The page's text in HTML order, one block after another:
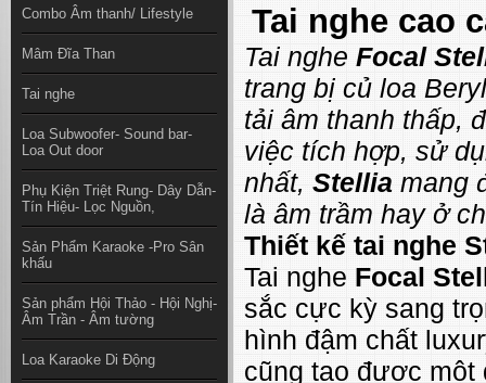
Combo Âm thanh/ Lifestyle
Mâm Đĩa Than
Tai nghe
Loa Subwoofer- Sound bar-
Loa Out door
Phụ Kiện Triệt Rung- Dây Dẫn-
Tín Hiệu- Lọc Nguồn,
Sản Phẩm Karaoke -Pro Sân
khấu
Sản phẩm Hội Thảo - Hội Nghị-
Âm Trần - Âm tường
Loa Karaoke Di Động
Tai nghe cao
Tai nghe Focal
trang bị củ loa
tải âm thanh thấp,
việc tích hợp, sử
nhất, Stellia mang
là âm trầm hay ở
Thiết kế tai nghe
Tai nghe Focal
sắc cực kỳ sang
hình đậm chất
cũng tạo được một